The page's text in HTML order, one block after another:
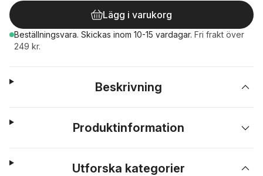
Lägg i varukorg
Beställningsvara. Skickas inom 10-15 vardagar. Fri frakt över
249 kr.
Beskrivning
Produktinformation
Utforska kategorier